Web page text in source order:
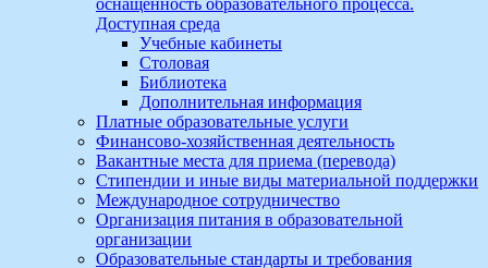
оснащенность образовательного процесса.
Доступная среда
Учебные кабинеты
Столовая
Библиотека
Дополнительная информация
Платные образовательные услуги
Финансово-хозяйственная деятельность
Вакантные места для приема (перевода)
Стипендии и иные виды материальной поддержки
Международное сотрудничество
Организация питания в образовательной
организации
Образовательные стандарты и требования